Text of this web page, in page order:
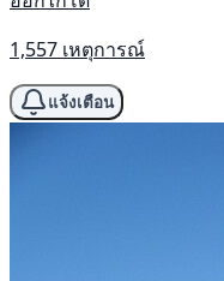
1,557 เหตุการณ์
แจ้งเตือน